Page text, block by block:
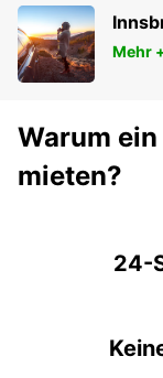
Mehr
Warum
mieten?
24-